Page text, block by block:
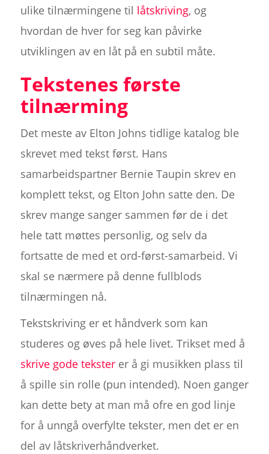
ulike tilnærmingene til låtskriving, og
hvordan de hver for seg kan påvirke
utviklingen av en låt på en subtil måte.
Tekstenes første
tilnærming
Det meste av Elton Johns tidlige katalog ble
skrevet med tekst først. Hans
samarbeidspartner Bernie Taupin skrev en
komplett tekst, og Elton John satte den. De
skrev mange sanger sammen før de i det
hele tatt møttes personlig, og selv da
fortsatte de med et ord-først-samarbeid. Vi
skal se nærmere på denne fullblods
tilnærmingen nå.
Tekstskriving er et håndverk som kan
studeres og øves på hele livet. Trikset med å
skrive gode teksterer å gi musikken plass til
å spille sin rolle (pun intended). Noen ganger
kan dette bety at man må ofre en god linje
for å unngå overfylte tekster, men det er en
del av låtskriverhåndverket.